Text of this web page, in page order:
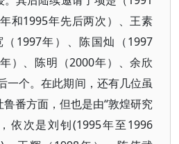
和1995年先后两次）、王素
（1997年）、陈国灿（1997
）、陈明（2000年）、余欣
一个。在此期间，还有几位虽
番方面，但也是由“敦煌研究
依次是刘钊(1995年至1996